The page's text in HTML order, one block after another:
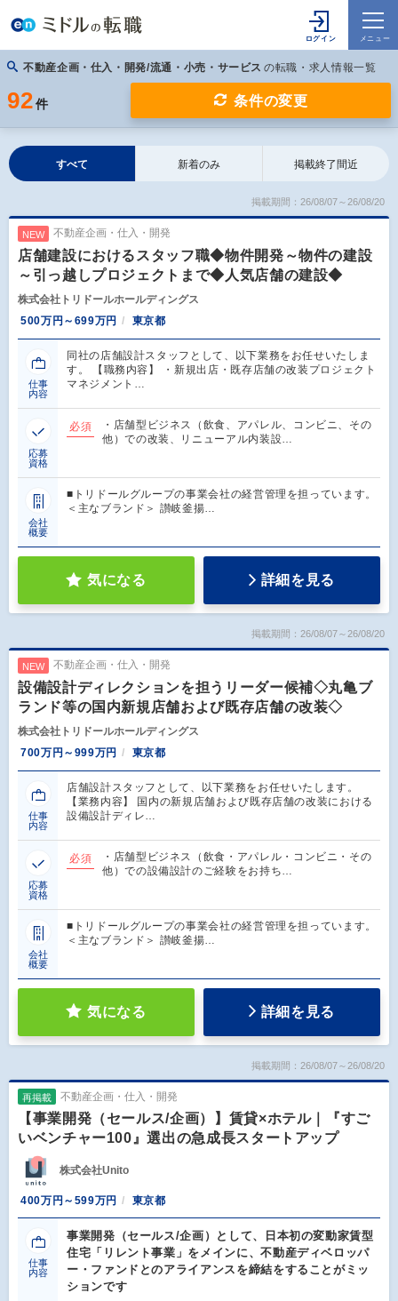
不動産企画・仕入・開発/流通・小売・サービス の転職・求人情報一覧
92 件 条件の変更
すべて 新着のみ 掲載終了間近
掲載期間：26/08/07～26/08/20
NEW 不動産企画・仕入・開発
店舗建設におけるスタッフ職◆物件開発～物件の建設
～引っ越しプロジェクトまで◆人気店舗の建設◆
株式会社トリドールホールディングス
500万円～699万円
東京都
仕事
内容
同社の店舗設計スタッフとして、以下業務をお任せいたしま
す。 【職務内容】 ・新規出店・既存店舗の改装プロジェクト
マネジメント…
応募
資格
必須
・店舗型ビジネス（飲食、アパレル、コンビニ、その
他）での改装、リニューアル内装設…
会社
概要
■トリドールグループの事業会社の経営管理を担っています。
＜主なブランド＞ 讃岐釜揚…
気になる 詳細を見る
掲載期間：26/08/07～26/08/20
NEW 不動産企画・仕入・開発
設備設計ディレクションを担うリーダー候補◇丸亀ブ
ランド等の国内新規店舗および既存店舗の改装◇
株式会社トリドールホールディングス
700万円～999万円
東京都
仕事
内容
店舗設計スタッフとして、以下業務をお任せいたします。
【業務内容】 国内の新規店舗および既存店舗の改装における
設備設計ディレ…
応募
資格
必須
・店舗型ビジネス（飲食・アパレル・コンビニ・その
他）での設備設計のご経験をお持ち…
会社
概要
■トリドールグループの事業会社の経営管理を担っています。
＜主なブランド＞ 讃岐釜揚…
気になる 詳細を見る
掲載期間：26/08/07～26/08/20
再掲載 不動産企画・仕入・開発
【事業開発（セールス/企画）】賃貸×ホテル｜『すご
いベンチャー100』選出の急成長スタートアップ
株式会社Unito
400万円～599万円 東京都
仕事
内容
事業開発（セールス/企画）として、日本初の変動家賃型
住宅「リレント事業」をメインに、不動産ディベロッパ
ー・ファンドとのアライアンスを締結をすることがミッ
ションです